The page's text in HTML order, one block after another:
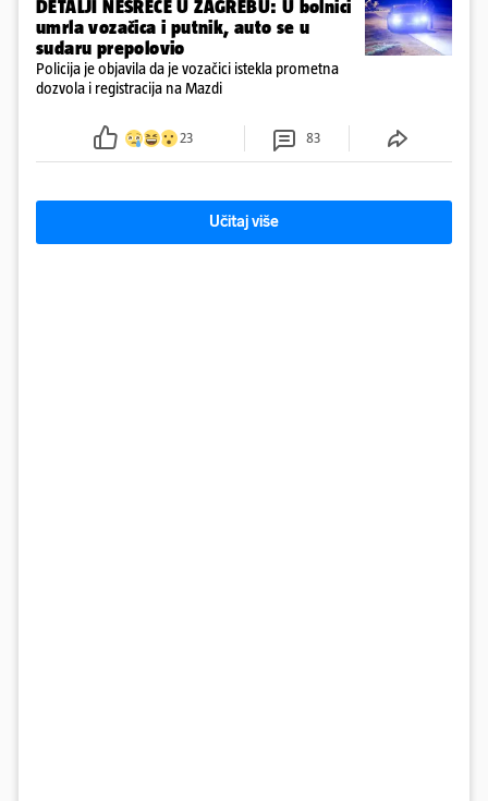
DETALJI NESREĆE U ZAGREBU: U bolnici
umrla vozačica i putnik, auto se u
sudaru prepolovio
Policija je objavila da je vozačici istekla prometna
dozvola i registracija na Mazdi
23 83
Učitaj više